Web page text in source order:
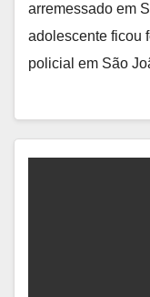
arremessado em
adolescente ficou
policial em São